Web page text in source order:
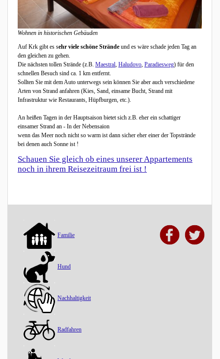
Wohnen in historischen Gebäuden
Auf Krk gibt es sehr viele schöne Strände und es wäre schade jeden Tag an
den gleichen zu gehen.
Die nächsten tollen Strände (z.B. Maestral Haludovo Paradiesweg) für den
schnellen Besuch sind ca. 1 km entfernt.
Sollten Sie mit dem Auto unterwegs sein können Sie aber auch verschiedene
Arten von Strand anfahren (Kies, Sand, einsame Bucht, Strand mit
Infrastruktur wie Restaurants, Hüpfburgen, etc.).
An heißen Tagen in der Hauptsaison bietet sich z.B. eher ein schattiger
einsamer Strand an - In der Nebensaion
wenn das Meer noch nicht so warm ist dann sicher eher einer der Topstrände
bei denen auch Sonne ist !
Schauen Sie gleich ob eines unserer Appartements
noch in ihrem Reisezeitraum frei ist !
Familie
Hund
Nachhaltigkeit
Radfahren